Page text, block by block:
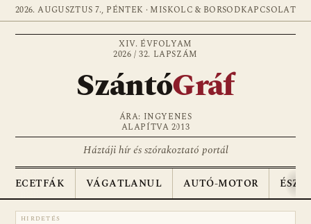
2026. AUGUSZTUS 7., PÉNTEK · MISKOLC & BORSODKAPCSOLAT
XIV. ÉVFOLYAM
2026 / 32. LAPSZÁM
SzántóGráf
ÁRA: INGYENES
ALAPÍTVA 2013
Háztáji hír és szórakoztató portál
ECETFÁK VÁGATLANUL AUTÓ-MOTOR
HIRDETÉS